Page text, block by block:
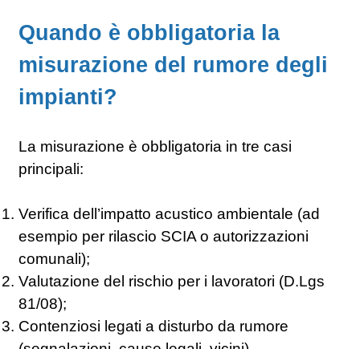
Quando è obbligatoria la
misurazione del rumore degli
impianti?
La misurazione è obbligatoria in tre casi
principali:
Verifica dell’impatto acustico ambientale (ad
esempio per rilascio SCIA o autorizzazioni
comunali);
Valutazione del rischio per i lavoratori (D.Lgs
81/08);
Contenziosi legati a disturbo da rumore